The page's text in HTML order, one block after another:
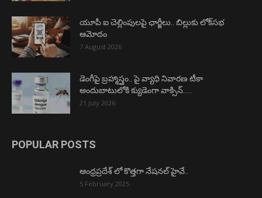
యూపీ ఐ చెల్లింపులపై ఛార్జీలు.. బిల్లుకు లోక్‌సభ
ఆమోదం
7 August 2026
డెంగీపై బ్రహ్మాస్త్రం.. పై వ్యాధి నివారణ టీకా
అందుబాటులోకి క్యుడెంగా వాక్సిన్…..
21 July 2026
POPULAR POSTS
ఆంధ్రప్రదేశ్ లో కొత్తగా నేషనల్ హైవే..
5 February 2025